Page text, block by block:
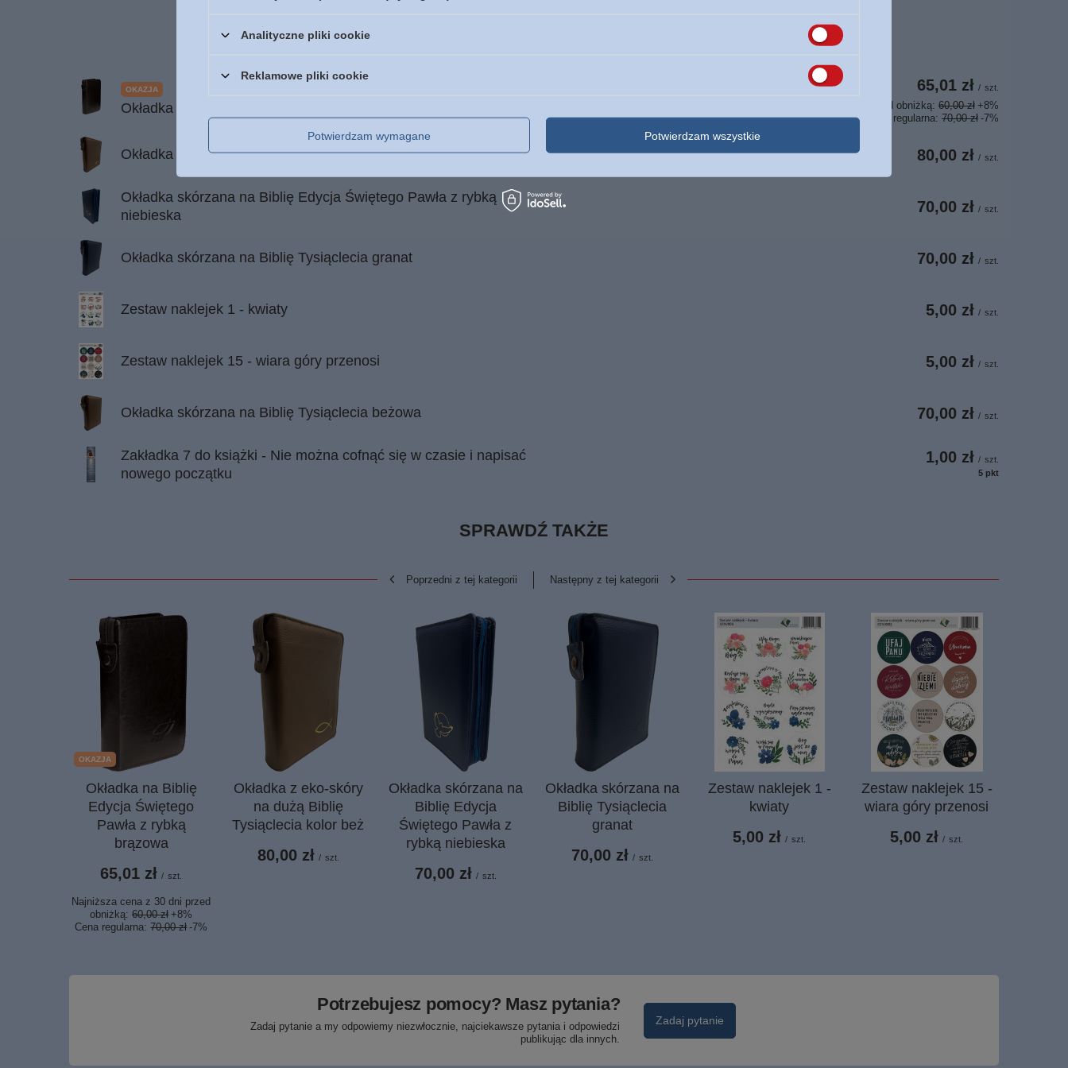
OKAZJA
Okładka na Biblię Edycja Świętego Pawła z rybką brązowa
65,01 zł / szt.
Najniższa cena z 30 dni przed obniżką: 60,00 zł +8%
Cena regularna: 70,00 zł -7%
Okładka z eko-skóry na dużą Biblię Tysiąclecia kolor beż 80,00 zł / szt.
Okładka skórzana na Biblię Edycja Świętego Pawła z rybką
niebieska
70,00 zł / szt.
Okładka skórzana na Biblię Tysiąclecia granat 70,00 zł / szt.
Zestaw naklejek 1 - kwiaty 5,00 zł / szt.
Zestaw naklejek 15 - wiara góry przenosi 5,00 zł / szt.
Okładka skórzana na Biblię Tysiąclecia beżowa 70,00 zł / szt.
Zakładka 7 do książki - Nie można cofnąć się w czasie i napisać
nowego początku
1,00 zł / szt.
5 pkt
SPRAWDŹ TAKŻE
Poprzedni z tej kategorii Następny z tej kategorii
OKAZJA
Okładka na Biblię
Edycja Świętego
Pawła z rybką
brązowa
65,01 zł / szt.
Najniższa cena z 30 dni przed
obniżką:60,00 zł +8%
Cena regularna:70,00 zł -7%
Okładka z eko-skóry
na dużą Biblię
Tysiąclecia kolor beż
80,00 zł / szt.
Okładka skórzana na
Biblię Edycja
Świętego Pawła z
rybką niebieska
70,00 zł / szt.
Okładka skórzana na
Biblię Tysiąclecia
granat
70,00 zł / szt.
Zestaw naklejek 1 -
kwiaty
5,00 zł / szt.
Zestaw naklejek 15 -
wiara góry przenosi
5,00 zł / szt.
Potrzebujesz pomocy? Masz pytania?
Zadaj pytanie a my odpowiemy niezwłocznie, najciekawsze pytania i odpowiedzi
publikując dla innych.
Zadaj pytanie
Analityczne pliki cookie
Reklamowe pliki cookie
Potwierdzam wymagane Potwierdzam wszystkie